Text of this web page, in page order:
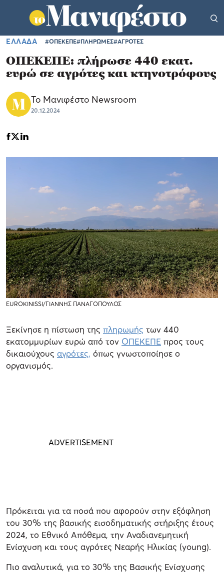
ΕΛΛΑΔΑ #ΟΠΕΚΕΠΕ#ΠΛΗΡΩΜΕΣ#ΑΓΡΟΤΕΣ
ΟΠΕΚΕΠΕ: πλήρωσε 440 εκατ.
ευρώ σε αγρότες και κτηνοτρόφους
Το Μανιφέστο Newsroom
20.12.2024
EUROKINISSI/ΓΙΑΝΝΗΣ ΠΑΝΑΓΟΠΟΥΛΟΣ
Ξεκίνησε η πίστωση της πληρωμής των 440
εκατομμυρίων ευρώ από τον ΟΠΕΚΕΠΕ προς τους
δικαιούχους αγρότες, όπως γνωστοποίησε ο
οργανισμός.
Πρόκειται για τα ποσά που αφορούν στην εξόφληση
του 30% της βασικής εισοδηματικής στήριξης έτους
2024, το Εθνικό Απόθεμα, την Αναδιανεμητική
Ενίσχυση και τους αγρότες Νεαρής Ηλικίας (young).
Πιο αναλυτικά, για το 30% της Βασικής Ενίσχυσης